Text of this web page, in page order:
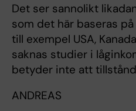
Det ser sannolikt
som det här baseras
till exempel USA,
saknas studier i
betyder inte att
ANDREAS